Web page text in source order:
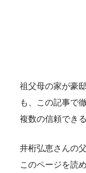
祖父母の家が豪
も、この記事で
複数の信頼でき
井桁弘恵さんの
このページを読